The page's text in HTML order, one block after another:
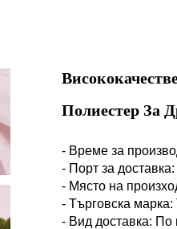
Полиестер За
- Време за
- Порт за
- Място на
- Търговска марка:
- Вид доставка: По